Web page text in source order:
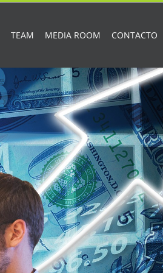
TEAM MEDIA ROOM CONTACTO